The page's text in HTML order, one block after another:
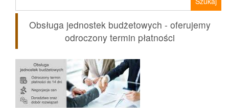
Obsługa jednostek budżetowych - oferujemy
odroczony termin płatności